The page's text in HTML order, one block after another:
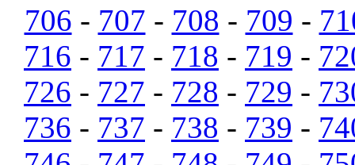
706 - 707 - 708 - 709 -
716 - 717 - 718 - 719 -
726 - 727 - 728 - 729 -
736 - 737 - 738 - 739 -